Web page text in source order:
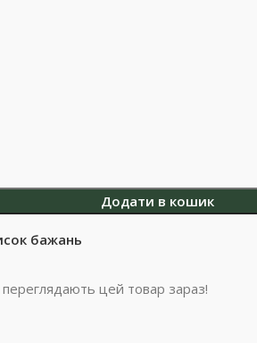
Додати в кошик
бажань
цей товар зараз!